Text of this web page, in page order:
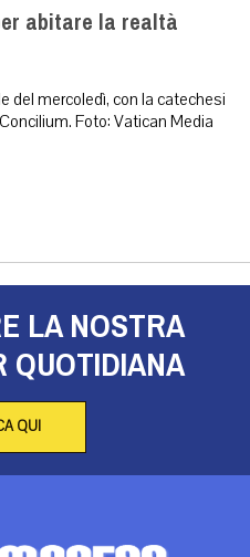
abitare la realtà
del mercoledì, con la catechesi
Foto: Vatican Media
LA NOSTRA
QUOTIDIANA
QUI